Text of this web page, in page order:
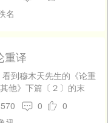
国人莫敢言，道路以
王喜，告召公曰：“吾能
；川雍而溃，伤人必
亦如之。是故为川者，
导；为民者，宣之使
天子听政，使公卿至于
献诗，瞽献曲，史献书，
瞍赋，朦诵，百工谏，
名
重译
看到穆木天先生的《论重
他》下篇〔２〕的末
才知道是在释我的误会。
得并无什么误会，不同
570 0
0